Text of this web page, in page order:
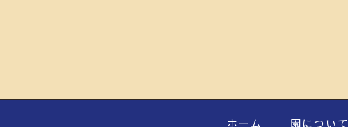
ホーム 園について